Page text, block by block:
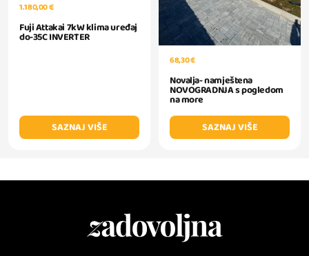
1.180,00 €
Fuji Attakai 7kW klima uređaj
do-35C INVERTER
SAZNAJ VIŠE
68,30 €
Novalja- namještena
NOVOGRADNJA s pogledom
na more
SAZNAJ VIŠE